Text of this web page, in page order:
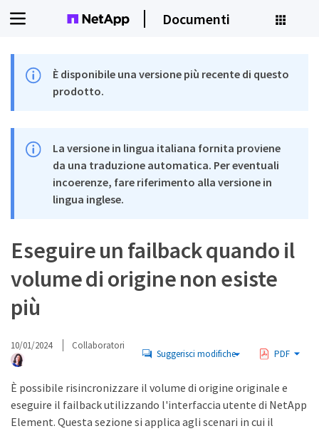
Documenti
È disponibile una versione più recente di questo
prodotto.
La versione in lingua italiana fornita proviene
da una traduzione automatica. Per eventuali
incoerenze, fare riferimento alla versione in
lingua inglese.
Eseguire un failback quando il
volume di origine non esiste
più
10/01/2024 Collaboratori
Suggerisci modifiche PDF
È possibile risincronizzare il volume di origine originale e
eseguire il failback utilizzando l'interfaccia utente di NetApp
Element. Questa sezione si applica agli scenari in cui il